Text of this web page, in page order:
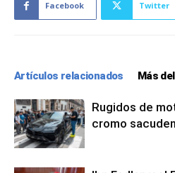
Facebook Twitter
Artículos relacionados Más
Rugidos de
cromo